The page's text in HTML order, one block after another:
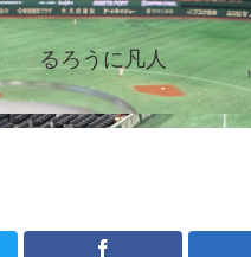
るろうに凡人